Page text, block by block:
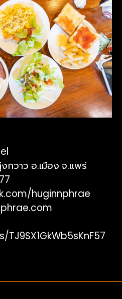
กวาว อ.เมือง จ.แพร่
huginnphrae